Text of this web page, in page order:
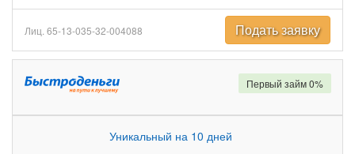
Лиц. 65-13-035-32-004088 Подать заявку
Уникальный на 10 дней
Первый займ 0%